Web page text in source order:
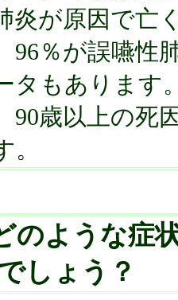
炎が原因で亡
96％が誤嚥性
タもあります
90歳以上の死
。
のような症
しょう？